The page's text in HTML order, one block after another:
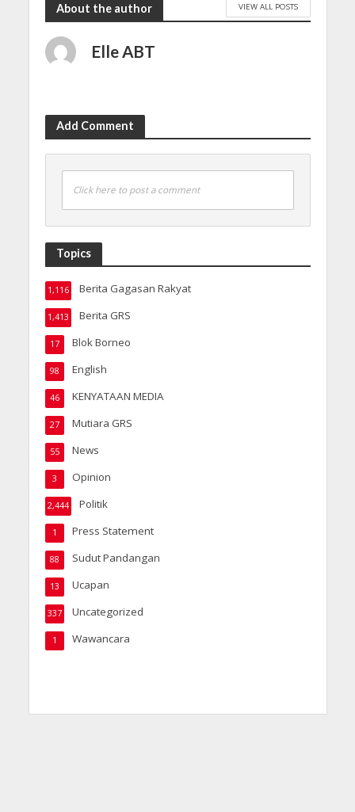
About the author VIEW ALL POSTS
Elle ABT
Add Comment
Click here to post a comment
Topics
Berita Gagasan Rakyat
1,116
Berita GRS
1,413
Blok Borneo
17
English
98
KENYATAAN MEDIA
46
Mutiara GRS
27
News
55
Opinion
3
Politik
2,444
Press Statement
1
Sudut Pandangan
88
Ucapan
13
Uncategorized
337
Wawancara
1